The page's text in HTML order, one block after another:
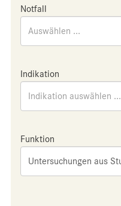
Notfall
Auswählen ...
Indikation
Indikation auswählen ...
Funktion
Untersuchungen aus